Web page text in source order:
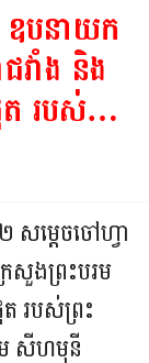
ឧបនាយក
ជវាំង និង
របស់ព្រះ
ៃ
ាំយកនូវ
សម្តេចចៅហ្វា
រសួងព្រះបរម
ត របស់ព្រះ
ម សីហមុនី